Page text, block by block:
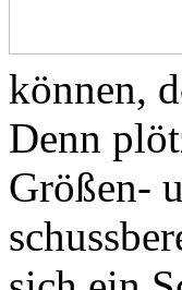
können,
Denn
Größen-